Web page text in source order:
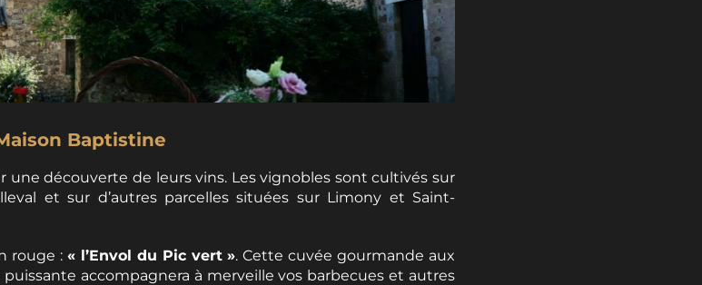
Baptistine
une découverte de leurs vins. Les vignobles sont cultivés sur
et sur d’autres parcelles situées sur Limony et Saint-
rouge :« l’Envol du Pic vert ». Cette cuvée gourmande aux
accompagnera à merveille vos barbecues et autres